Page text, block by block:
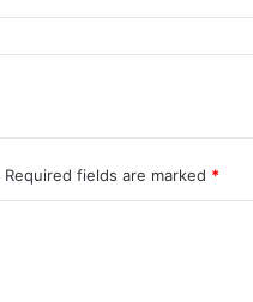
Required fields are marked *